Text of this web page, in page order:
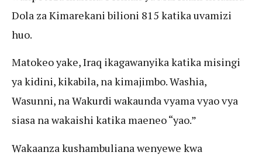
Dola za Kimarekani bilioni 815 katika uvamizi
huo.
Matokeo yake, Iraq ikagawanyika katika misingi
ya kidini, kikabila, na kimajimbo. Washia,
Wasunni, na Wakurdi wakaunda vyama vyao vya
siasa na wakaishi katika maeneo “yao.”
Wakaanza kushambuliana wenyewe kwa